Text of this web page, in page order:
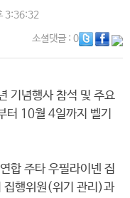
3:36:32
소셜댓글: 0
기념행사 참석 및 주요
터 10월 4일까지 벨기
합 주타 우필라이넨 집
집행위원(위기 관리)과